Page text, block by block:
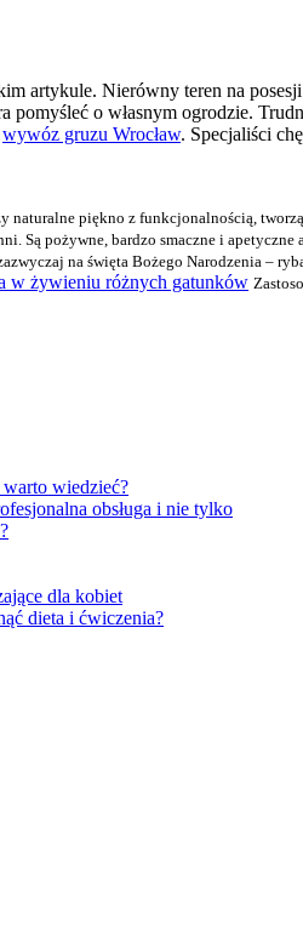
artykule. Nierówny teren na
o własnym ogrodzie.
wywóz gruzu Wrocław. Specjaliści
naturalne piękno z funkcjonalnością,
Są pożywne, bardzo smaczne i
na święta Bożego Narodzenia –
w żywieniu różnych gatunków
wiedzieć?
obsługa i nie tylko
dla kobiet
dieta i ćwiczenia?